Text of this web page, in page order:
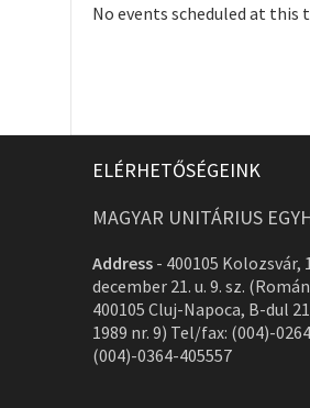
No events scheduled at this
ELÉRHETŐSÉGEINK
MAGYAR UNITÁRIUS
Address - 400105 Kolozsvár,
december 21. u. 9. sz.
400105 Cluj-Napoca, B-dul
1989 nr. 9) Tel/fax: (004)-
(004)-0364-405557